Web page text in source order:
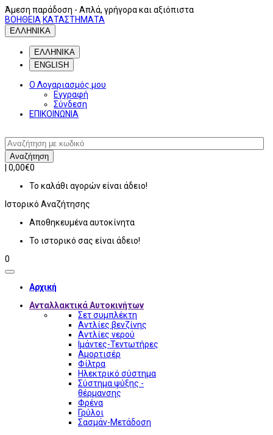
Άμεση παράδοση - Απλά, γρήγορα και αξιόπιστα
ΒΟΗΘΕΙΑ ΚΑΤΑΣΤΗΜΑΤΑ
ΕΛΛΗΝΙΚΑ
ΕΛΛΗΝΙΚΑ
ENGLISH
Ο Λογαριασμός μου
Εγγραφή
Σύνδεση
ΕΠΙΚΟΙΝΩΝΙΑ
Αναζήτηση
0,00€0
Το καλάθι αγορών είναι άδειο!
Ιστορικό Αναζήτησης
Αποθηκευμένα αυτοκίνητα
Το ιστορικό σας είναι άδειο!
0
Αρχική
Ανταλλακτικά Αυτοκινήτων
Σετ συμπλέκτη
Αντλίες βενζίνης
Αντλίες νερού
Ιμάντες-Τεντωτήρες
Αμορτισέρ
Φίλτρα
Ηλεκτρικό σύστημα
Σύστημα ψύξης -
θέρμανσης
Φρένα
Γρύλοι
Σασμάν-Μετάδοση